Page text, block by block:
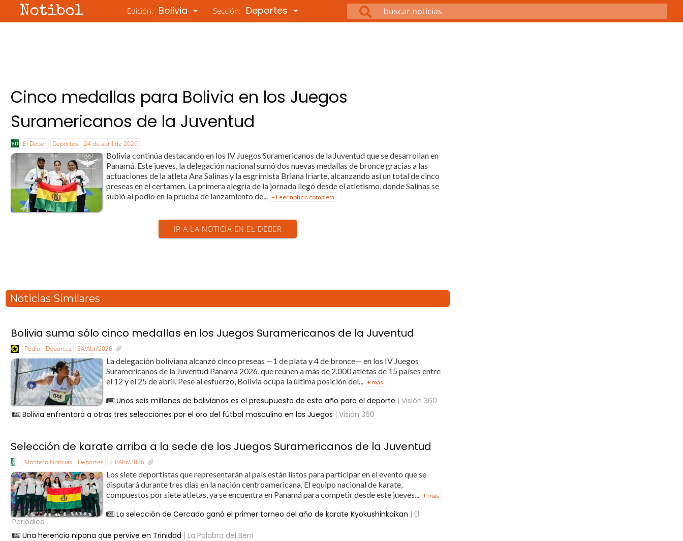
Notibol Edición: Bolivia Sección: Deportes
Cinco medallas para Bolivia en los Juegos
Suramericanos de la Juventud
El Deber Deportes 24 de abril de 2026
Bolivia continúa destacando en los IV Juegos Suramericanos de la Juventud que se desarrollan en
Panamá. Este jueves, la delegación nacional sumó dos nuevas medallas de bronce gracias a las
actuaciones de la atleta Ana Salinas y la esgrimista Briana Iriarte, alcanzando así un total de cinco
preseas en el certamen. La primera alegría de la jornada llegó desde el atletismo, donde Salinas se
subió al podio en la prueba de lanzamiento de... + Leer noticia completa
IR A LA NOTICIA EN EL DEBER
Noticias Similares
Bolivia suma sólo cinco medallas en los Juegos Suramericanos de la Juventud
Podio Deportes 24/Abr/2026
La delegación boliviana alcanzó cinco preseas —1 de plata y 4 de bronce— en los IV Juegos
Suramericanos de la Juventud Panamá 2026, que reúnen a más de 2.000 atletas de 15 países entre
el 12 y el 25 de abril. Pese al esfuerzo, Bolivia ocupa la última posición del...
+ más
Unos seis millones de bolivianos es el presupuesto de este año para el deporte | Visión 360
Bolivia enfrentará a otras tres selecciones por el oro del fútbol masculino en los Juegos | Visión 360
Selección de karate arriba a la sede de los Juegos Suramericanos de la Juventud
Montero Noticias Deportes 23/Abr/2026
Los siete deportistas que representarán al país están listos para participar en el evento que se
disputará durante tres días en la nación centroamericana. El equipo nacional de karate,
compuestos por siete atletas, ya se encuentra en Panamá para competir desde este jueves... + más
La selección de Cercado ganó el primer torneo del año de karate Kyokushinkaikan | El
Periódico
Una herencia nipona que pervive en Trinidad | La Palabra del Beni